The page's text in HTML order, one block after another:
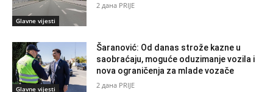
Glavne vijesti
2 дана PRIJE
Glavne vijesti
Šaranović: Od danas strože kazne u
saobraćaju, moguće oduzimanje vozila i
nova ograničenja za mlade vozače
2 дана PRIJE